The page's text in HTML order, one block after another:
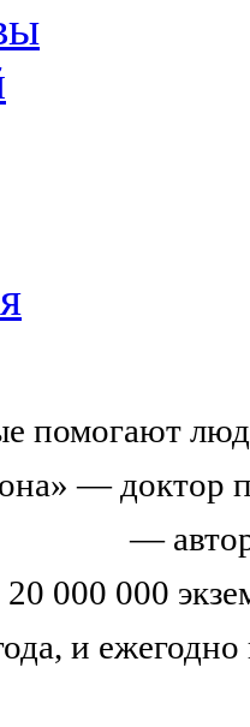
помогают
— доктор
—
000 000
и